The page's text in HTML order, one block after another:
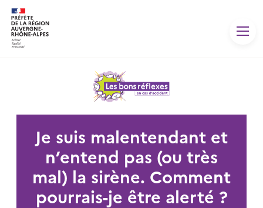
Je suis malentendant et
n’entend pas (ou très
mal) la sirène. Comment
pourrais-je être alerté ?
Panneau de gestion des cookies